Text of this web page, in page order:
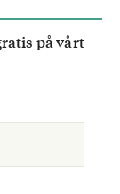
på vårt